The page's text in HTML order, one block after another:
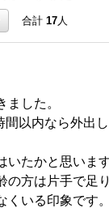
合計 17人
ました。
間以内なら外出
いたかと思いま
の方は片手で足
くいる印象です